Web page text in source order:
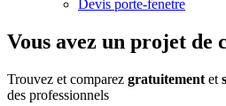
Devis porte-fenetre
Vous avez un projet de
Trouvez et comparez gratuitement et
des professionnels